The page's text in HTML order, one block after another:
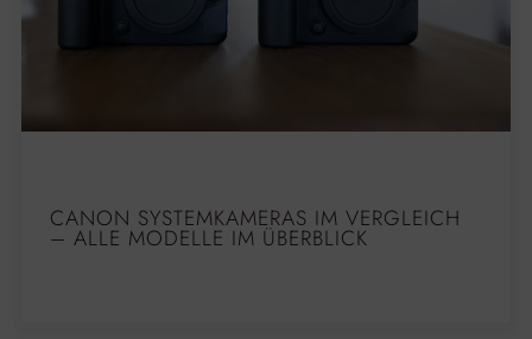
CANON SYSTEMKAMERAS IM VERGLEICH
– ALLE MODELLE IM ÜBERBLICK